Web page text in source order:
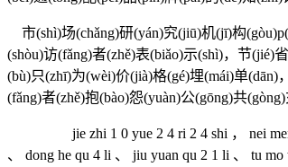
市(shì)场(chǎng)研(yán)究(jiū)机(jī)构
(shòu)访(fǎng)者(zhě)表(biǎo)示(shì)，节(jié)
(bù)只(zhī)为(wèi)价(jià)格(gé)埋(mái)单(dān)
(fǎng)者(zhě)抱(bào)怨(yuàn)公(gōng)共
jie zhi 1 0 yue 2 4 ri 2 4 shi ， nei meng gu
、 dong he qu 4 li 、 jiu yuan qu 2 1 li 、 tu